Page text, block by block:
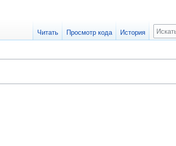
Читать Просмотр кода История